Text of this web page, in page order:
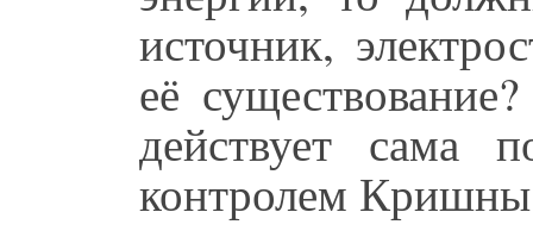
источник,
её
действует сама
контролем